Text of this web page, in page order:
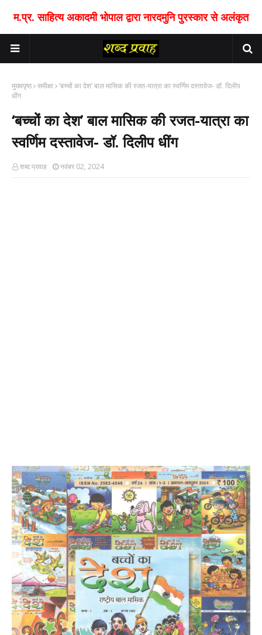
म.प्र. साहित्य अकादमी भोपाल द्वारा नारदमुनि पुरस्कार से अलंकृत
मुख्यपृष्ठ समीक्षा ‘बच्चों का देश’ बाल मासिक की रजत-यात्रा का स्वर्णिम दस्तावेज- डॉ. दिलीप
धींग
‘बच्चों का देश’ बाल मासिक की रजत-यात्रा का
स्वर्णिम दस्तावेज- डॉ. दिलीप धींग
शब्द प्रवाह नवंबर 02, 2024